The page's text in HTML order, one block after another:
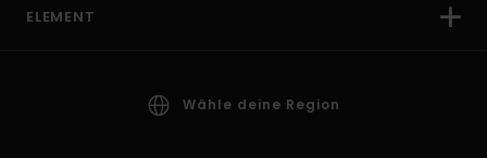
ELEMENT
Wähle deine Region